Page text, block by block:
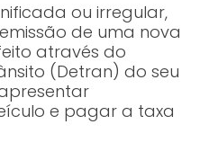
ou irregular,
de uma nova
através do
(Detran) do seu
e pagar a taxa